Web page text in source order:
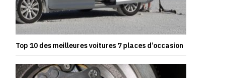
Top 10 des meilleures voitures 7 places d’occasion